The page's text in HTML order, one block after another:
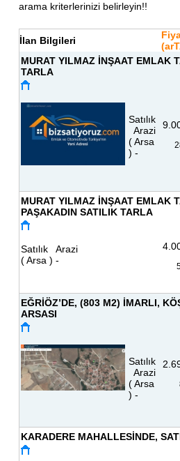
arama kriterlerinizi belirleyin!!
İlan Bilgileri
MURAT YILMAZ İNŞAAT EMLAK
TARLA
Satılık
Arazi
( Arsa
) -
MURAT YILMAZ İNŞAAT EMLAK
PAŞAKADIN SATILIK TARLA
Satılık Arazi
( Arsa ) -
EĞRİÖZ’DE, (803 M2) İMARLI,
ARSASI
Satılık
Arazi
( Arsa
) -
KARADERE MAHALLESİNDE,